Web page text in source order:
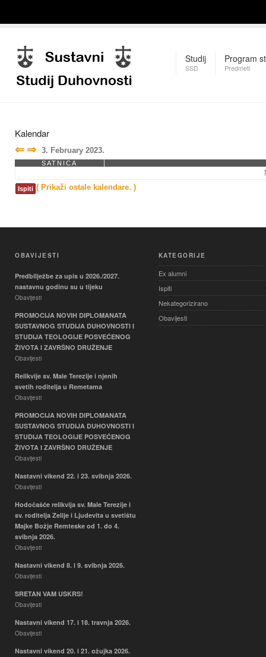
Studij
SSD
Program
Predmeti
Kalendar
⇐ ⇒ 3. February 2023.
SATNICA
Ispiti ( Prikaži ostale kalendare. )
OBAVIJESTI
Predbilježbe za upis u 2026./2027.
nastavnu godinu su u tijeku
Obavijesti
PROMOCIJA NOVIH DIPLOMANATA
SUSTAVNOG STUDIJA DUHOVNOSTI I
STUDIJA TEOLOGIJE POSVEĆENOG
ŽIVOTA I ZAVRŠNO DRUŽENJE
Obavijesti
Relikvije sv. Male Terezije i njenih
svetih roditelja u Remetama
Obavijesti
PROMOCIJA NOVIH DIPLOMANATA
SUSTAVNOG STUDIJA DUHOVNOSTI I
STUDIJA TEOLOGIJE POSVEĆENOG
ŽIVOTA I ZAVRŠNO DRUŽENJE
Obavijesti
Nastavni vikend 22. i 23. svibnja 2026.
Obavijesti
Hodočašće relikvija sv. Male Terezije i
sv. roditelja Zelije i Ljudevita u svetištu
Majke Božje Remteske od 1. do 4.
svibnja 2026.
Obavijesti
Nastavni vikend 8. i 9. svibnja 2026.
Obavijesti
SRETAN VAM USKRS!
Obavijesti
Nastavni vikend 17. i 18. travnja 2026.
Obavijesti
Nastavni vikend 20. i 21. ožujka 2026.
KATEGORIJE
Ex alumni
Ispiti
Nekategorizirano
Obavijesti